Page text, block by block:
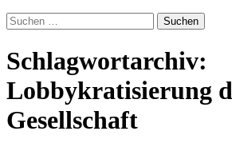
Suchen
nach:
Schlagwortarchiv:
Lobbykratisierung
Gesellschaft